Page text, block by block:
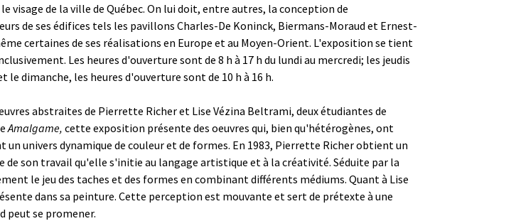
visage de la ville de Québec. On lui doit, entre autres, la conception de
de ses édifices tels les pavillons Charles-De Koninck, Biermans-Moraud et Ernest-
certaines de ses réalisations en Europe et au Moyen-Orient. L'exposition se tient
Les heures d'ouverture sont de 8 h à 17 h du lundi au mercredi; les jeudis
le dimanche, les heures d'ouverture sont de 10 h à 16 h.
abstraites de Pierrette Richer et Lise Vézina Beltrami, deux étudiantes de
Amalgame, cette exposition présente des oeuvres qui, bien qu'hétérogènes, ont
univers dynamique de couleur et de formes. En 1983, Pierrette Richer obtient un
son travail qu'elle s'initie au langage artistique et à la créativité. Séduite par la
le jeu des taches et des formes en combinant différents médiums. Quant à Lise
dans sa peinture. Cette perception est mouvante et sert de prétexte à une
peut se promener.